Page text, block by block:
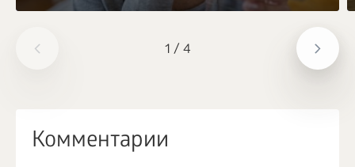
1 / 4
Комментарии